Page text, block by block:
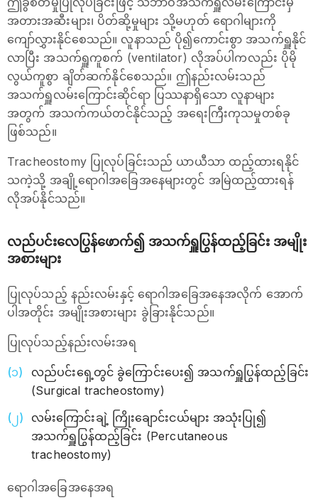
အတားအဆီးများ၊ ပိတ်ဆို့မှုများ သို့မဟုတ် ရောဂါများကို
ကျော်လွှားနိုင်စေသည်။ လူနာသည် ပို၍ကောင်းစွာ အသက်ရှူနိုင်
လာပြီး အသက်ရှူကူစက် (ventilator) လိုအပ်ပါကလည်း ပိုမို
လွယ်ကူစွာ ချိတ်ဆက်နိုင်စေသည်။ ဤနည်းလမ်းသည်
အသက်ရှူလမ်းကြောင်းဆိုင်ရာ ပြဿနာရှိသော လူနာများ
အတွက် အသက်ကယ်တင်နိုင်သည့် အရေးကြီးကုသမှုတစ်ခု
ဖြစ်သည်။
Tracheostomy ပြုလုပ်ခြင်းသည် ယာယီသာ ထည့်ထားရနိုင်
သကဲ့သို့ အချို့ရောဂါအခြေအနေများတွင် အမြဲထည့်ထားရန်
လိုအပ်နိုင်သည်။
လည်ပင်းလေပြွန်ဖောက်၍ အသက်ရှူပြွန်ထည့်ခြင်း အမျိုး
အစားများ
ပြုလုပ်သည့် နည်းလမ်းနှင့် ရောဂါအခြေအနေအလိုက် အောက်
ပါအတိုင်း အမျိုးအစားများ ခွဲခြားနိုင်သည်။
ပြုလုပ်သည့်နည်းလမ်းအရ
လည်ပင်းရှေ့တွင် ခွဲကြောင်းပေး၍ အသက်ရှူပြွန်ထည့်ခြင်း
(Surgical tracheostomy)
လမ်းကြောင်းချဲ့ ကြိုးချောင်းငယ်များ အသုံးပြု၍
အသက်ရှူပြွန်ထည့်ခြင်း (Percutaneous
tracheostomy)
ရောဂါအခြေအနေအရ